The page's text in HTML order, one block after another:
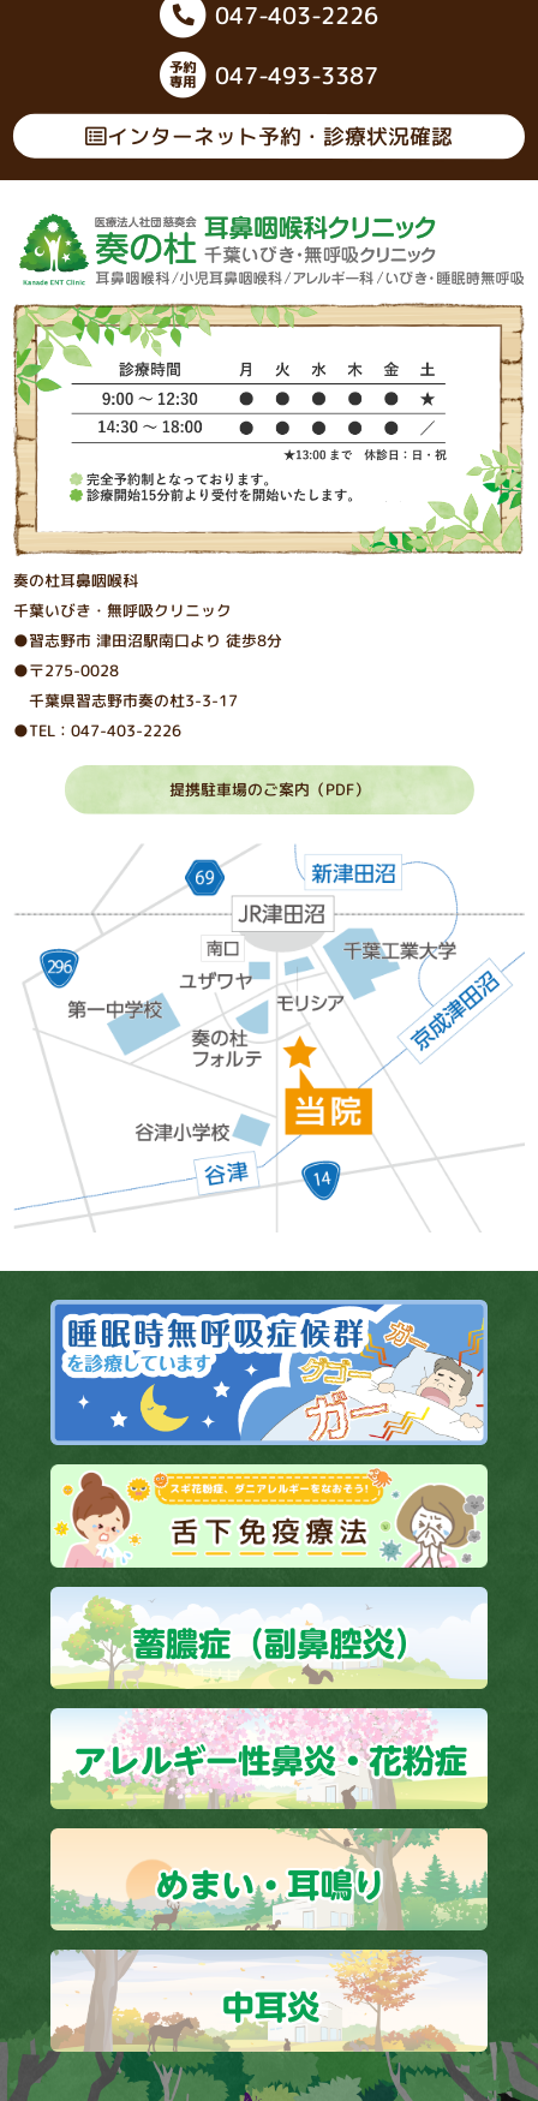
047-403-2226
047-493-3387
インターネット予約・診療状況確認
奏の杜耳鼻咽喉科
千葉いびき・無呼吸クリニック
●習志野市 津⽥沼駅南⼝より 徒歩8分
●〒275-0028
千葉県習志野市奏の杜3-3-17
●TEL：047-403-2226
提携駐車場のご案内（PDF）